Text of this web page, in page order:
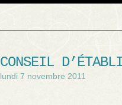
CONSEIL
lundi 7 novembre 2011